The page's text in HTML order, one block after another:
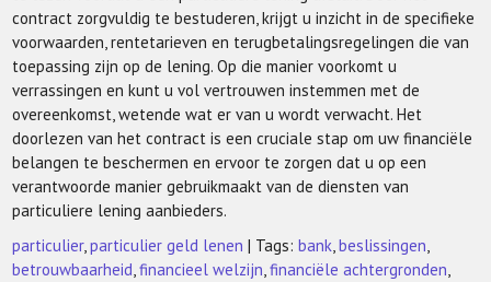
contract zorgvuldig te bestuderen, krijgt u inzicht in de specifieke
voorwaarden, rentetarieven en terugbetalingsregelingen die van
toepassing zijn op de lening. Op die manier voorkomt u
verrassingen en kunt u vol vertrouwen instemmen met de
overeenkomst, wetende wat er van u wordt verwacht. Het
doorlezen van het contract is een cruciale stap om uw financiële
belangen te beschermen en ervoor te zorgen dat u op een
verantwoorde manier gebruikmaakt van de diensten van
particuliere lening aanbieders.
particulier,particulier geld lenen | Tags:bank,beslissingen,
betrouwbaarheid,financieel welzijn,financiële achtergronden,